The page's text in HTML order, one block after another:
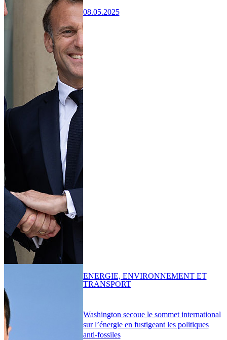
08.05.2025
Washington secoue le sommet international
sur l’énergie en fustigeant les politiques
anti-fossiles
ENERGIE, ENVIRONNEMENT ET
TRANSPORT